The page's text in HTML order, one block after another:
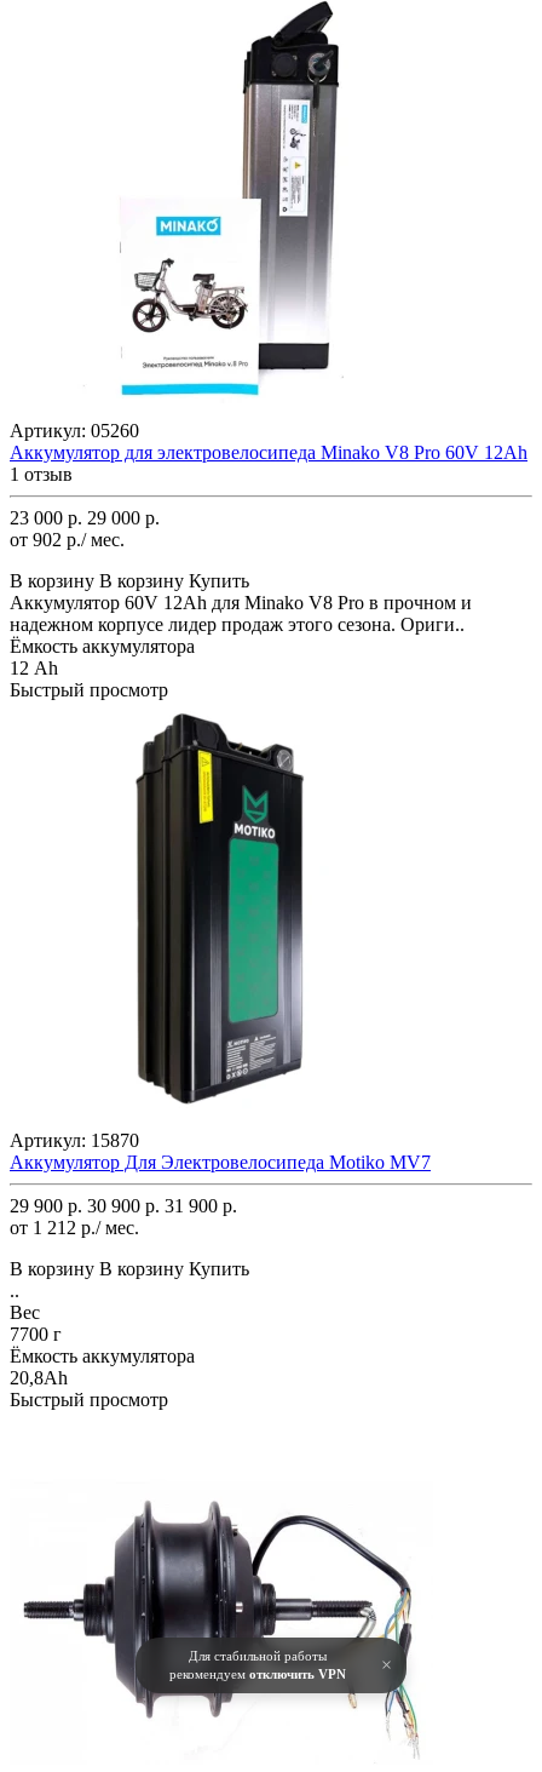
Для стабильной работы
рекомендуем отключить VPN ×
Артикул: 05260
Аккумулятор для электровелосипеда Minako V8 Pro 60V 12Ah
1 отзыв
23 000 р. 29 000 р.
от 902 р./ мес.
В корзину В корзину Купить
Аккумулятор 60V 12Ah для Minako V8 Pro в прочном и
надежном корпусе лидер продаж этого сезона. Ориги..
Ёмкость аккумулятора
12 Ah
Быстрый просмотр
Артикул: 15870
Аккумулятор Для Электровелосипеда Motiko MV7
29 900 р. 30 900 р. 31 900 р.
от 1 212 р./ мес.
В корзину В корзину Купить
..
Вес
7700 г
Ёмкость аккумулятора
20,8Ah
Быстрый просмотр